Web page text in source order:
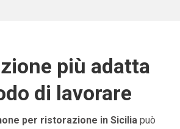
più adatta
di lavorare
per ristorazione in Sicilia può